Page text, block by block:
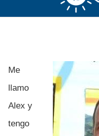
e
Me
llamo
Alex y
tengo